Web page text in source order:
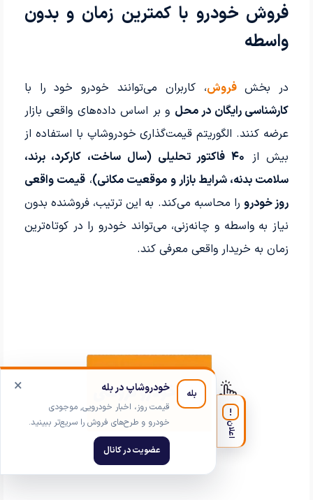
فروش خودرو با کمترین زمان و بدون
واسطه
در بخشفروش، کاربران می‌توانند خودرو خود را با
کارشناسی رایگان در محل و بر اساس داده‌های واقعی بازار
عرضه کنند. الگوریتم قیمت‌گذاری خودروشاپ با استفاده از
بیش از
۴۰ فاکتور تحلیلی (سال ساخت، کارکرد، برند،
سلامت بدنه، شرایط بازار و موقعیت مکانی)،قیمت واقعی
روز خودرورا محاسبه می‌کند. به این ترتیب، فروشنده بدون
نیاز به واسطه و چانه‌زنی، می‌تواند خودرو را در کوتاه‌ترین
زمان به خریدار واقعی معرفی کند.
!
اعلان
× بله خودروشاپ در بله
قیمت روز، اخبار خودرویی, موجودی
خودرو و طرح‌های فروش را سریع‌تر ببینید.
عضویت در کانال